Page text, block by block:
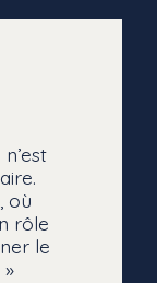
où
rôle
le